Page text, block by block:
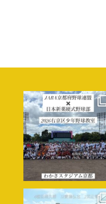
shinyaku_baseball
8月 8
shinyaku_baseball